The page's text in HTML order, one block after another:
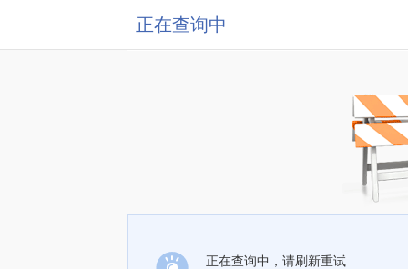
正在查询中
正在查询中，请刷新重试